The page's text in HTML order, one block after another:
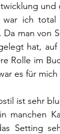
ich total
Da man von
hat,
Rolle im
es für
ist sehr
manchen
Setting